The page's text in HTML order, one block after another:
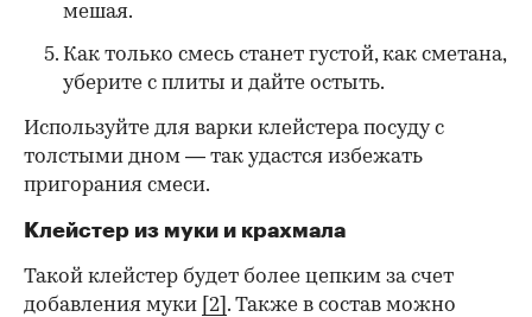
мешая.
Как только смесь станет густой, как сметана,
уберите с плиты и дайте остыть.
Используйте для варки клейстера посуду с
толстыми дном — так удастся избежать
пригорания смеси.
Клейстер из муки и крахмала
Такой клейстер будет более цепким за счет
добавления муки [2] . Также в состав можно